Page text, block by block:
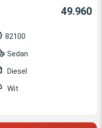
49.960
82100
Sedan
Diesel
Wit